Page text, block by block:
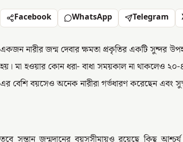
Facebook WhatsApp Telegram
একজন নারীর জন্ম দেবার ক্ষমতা প্রকৃতির একটি সুন্দর
হয়। মা হওয়ার কোন ধরা- বাধা সময়কাল না থাকলেও
এর বেশি বয়সেও অনেক নারীরা গর্ভধারণ করেছেন এবং